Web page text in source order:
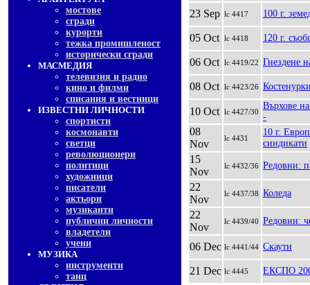
мостове
сгради
курорти
тежка промишленост
исторически сгради
МАСМЕДИЯ
телевизия и радио
кино и филми
списания и вестници
ИЗВЕСТНИ ЛИЧНОСТИ
спортисти
космонавти
светци
революционери
политици
художници
писатели
актьори
музиканти
публични личности
владетели
учени
МУЗИКА
инструменти
танц
23 Sep lc 4417 100 г.
05 Oct lc 4418 120 г.
06 Oct lc 4419/22 Гнездене
08 Oct lc 4423/26
10 Oct lc 4427/30
Върхове
-
08
Nov
lc 4431
10 г.
синдикати
15
Nov
lc 4432/36 Редовни:
22
Nov
lc 4437/38 Коледа
22
Nov
lc 4439/40 Редовни:
06 Dec lc 4441/44 Скаути
21 Dec lc 4445 ЕКСПО